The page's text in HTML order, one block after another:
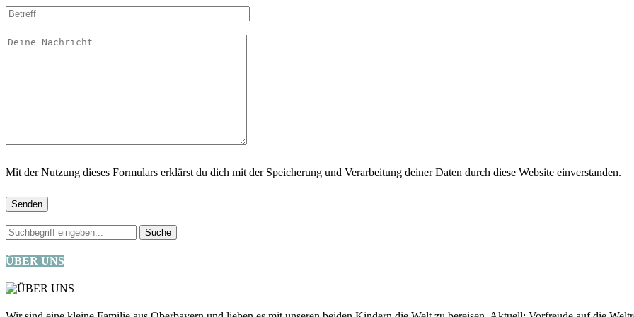
Mit der Nutzung dieses Formulars erklärst du dich mit der Speicherung und Verarbeitung deiner Daten durch diese Website einverstanden.
ÜBER UNS